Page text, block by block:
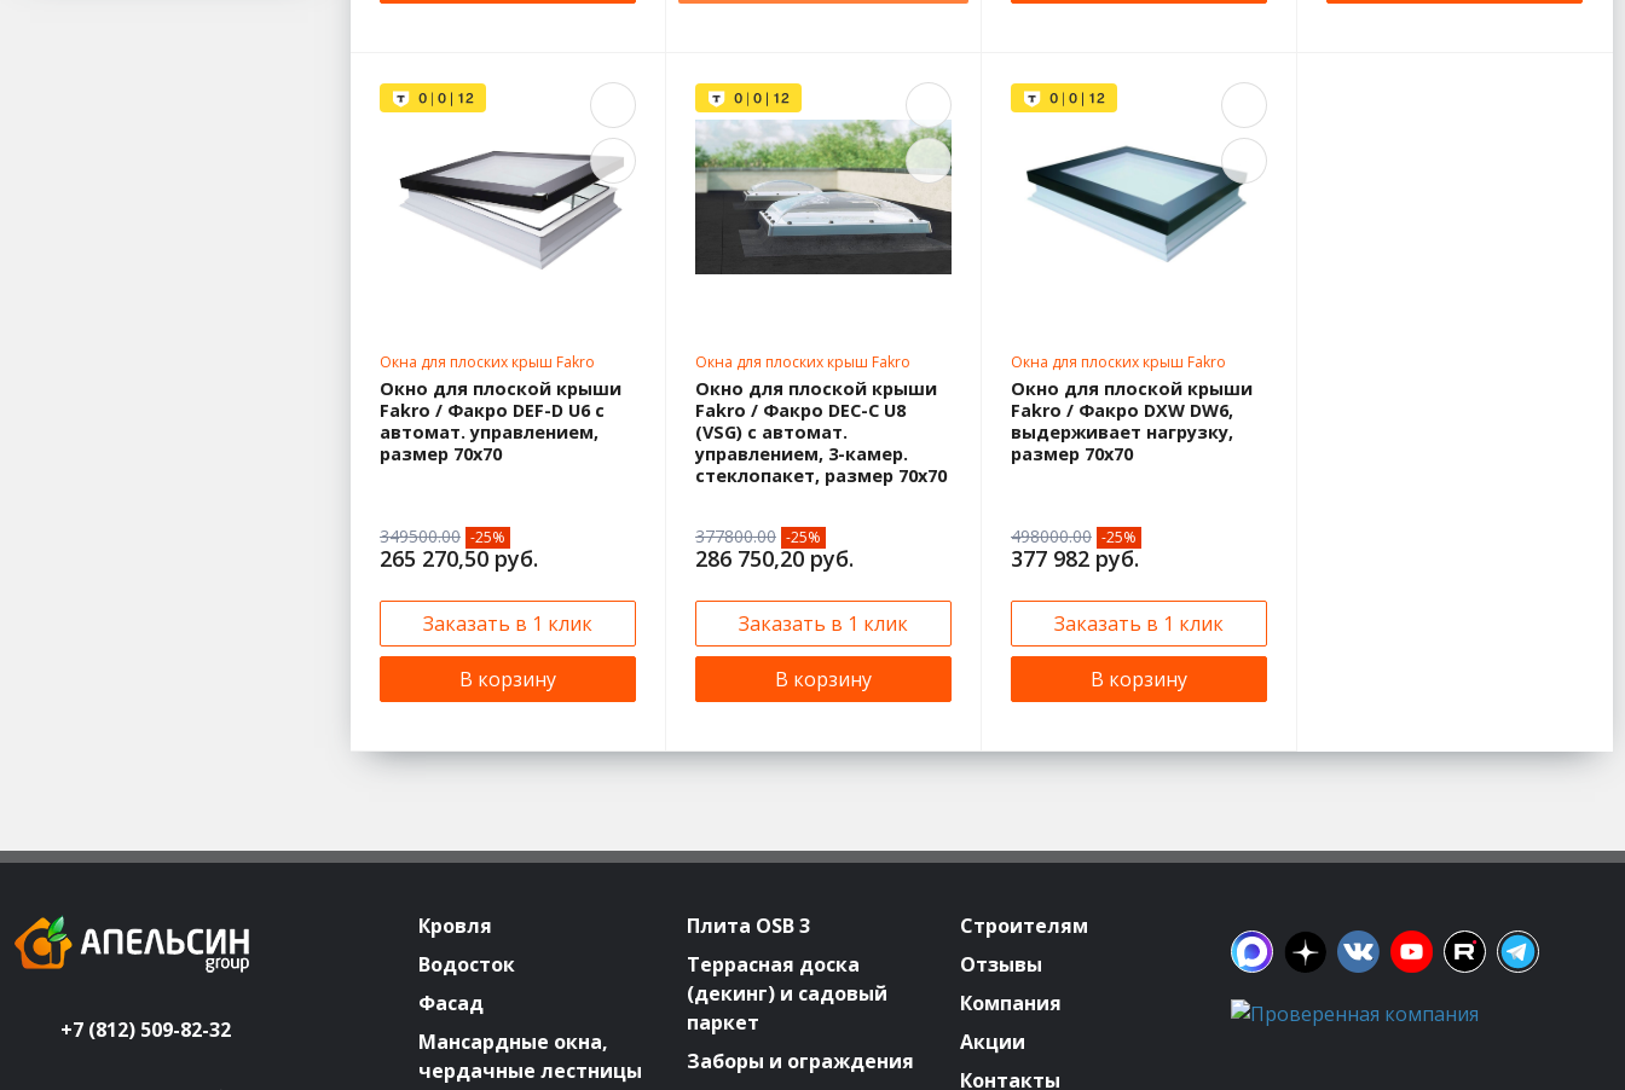
Окна для плоских крыш Fakro
70х70
Окно для плоской крыши
Fakro / Факро DEF-D U6 с
автомат. управлением,
размер 70х70
349500.00 -25%
265 270,50 руб.
Заказать в 1 клик
В корзину
Окна для плоских крыш Fakro
70х70
Окно для плоской крыши
Fakro / Факро DEC-C U8
(VSG) с автомат.
управлением, 3-камер.
стеклопакет, размер 70х70
377800.00 -25%
286 750,20 руб.
Заказать в 1 клик
В корзину
Окна для плоских крыш Fakro
70х70
Окно для плоской крыши
Fakro / Факро DXW DW6,
выдерживает нагрузку,
размер 70х70
498000.00 -25%
377 982 руб.
Заказать в 1 клик
В корзину
+7 (812) 509-82-32
Кровля
Водосток
Фасад
Мансардные окна,
чердачные лестницы
Плита OSB 3
Террасная доска
(декинг) и садовый
паркет
Заборы и ограждения
Строителям
Отзывы
Компания
Акции
Контакты